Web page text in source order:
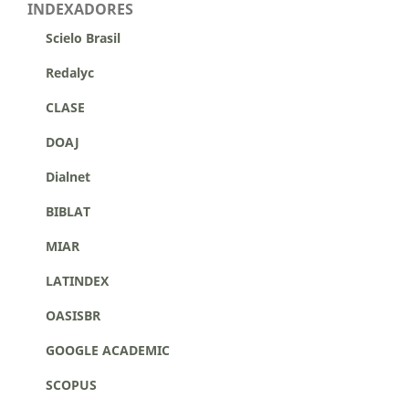
INDEXADORES
Scielo Brasil
Redalyc
CLASE
DOAJ
Dialnet
BIBLAT
MIAR
LATINDEX
OASISBR
GOOGLE ACADEMIC
SCOPUS